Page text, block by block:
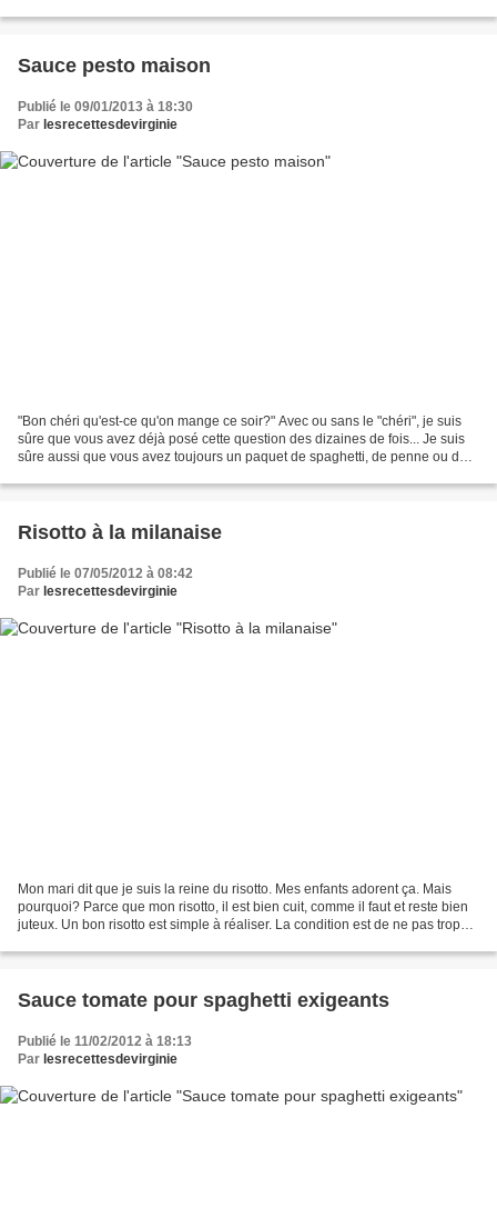
Sauce pesto maison
Publié le 09/01/2013 à 18:30
Par lesrecettesdevirginie
"Bon chéri qu'est-ce qu'on mange ce soir?" Avec ou sans le "chéri", je suis
sûre que vous avez déjà posé cette question des dizaines de fois... Je suis
sûre aussi que vous avez toujours un paquet de spaghetti, de penne ou de
Risotto à la milanaise
Publié le 07/05/2012 à 08:42
Par lesrecettesdevirginie
Mon mari dit que je suis la reine du risotto. Mes enfants adorent ça. Mais
pourquoi? Parce que mon risotto, il est bien cuit, comme il faut et reste bien
juteux. Un bon risotto est simple à réaliser. La condition est de ne pas trop
Sauce tomate pour spaghetti exigeants
Publié le 11/02/2012 à 18:13
Par lesrecettesdevirginie